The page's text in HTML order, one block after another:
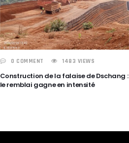
0 COMMENT 1483 VIEWS
Construction de la falaise de Dschang :
le remblai gagne en intensité